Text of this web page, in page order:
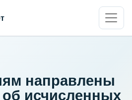
направлены
исчисленных